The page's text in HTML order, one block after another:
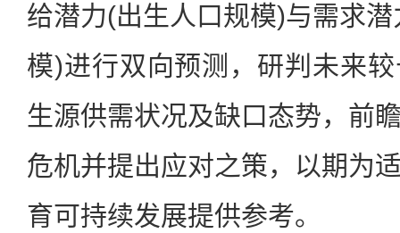
给潜力(出生人口规模)与需求
模)进行双向预测，研判未来
生源供需状况及缺口态势，前
危机并提出应对之策，以期为
育可持续发展提供参考。